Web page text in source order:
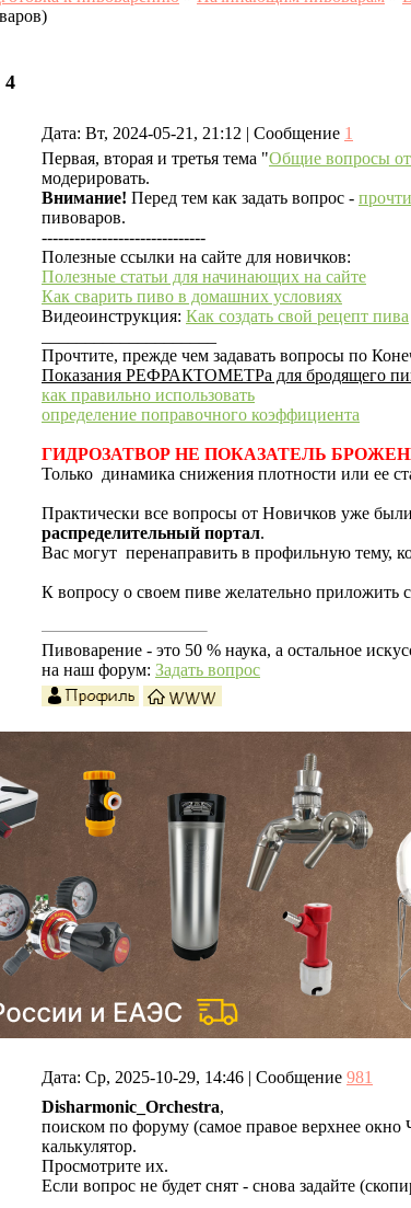
4
Дата: Вт, 2024-05-21, 21:12 | Сообщение 1
Первая, вторая и третья тема "Общие вопросы
модерировать.
Внимание! Перед тем как задать вопрос -
пивоваров.
------------------------------
Полезные ссылки на сайте для новичков:
Полезные статьи для начинающих на сайте
Как сварить пиво в домашних условиях
Видеоинструкция: Как создать свой рецепт пива
Прочтите, прежде чем задавать вопросы по
Показания РЕФРАКТОМЕТРа для бродящего
как правильно использовать
определение поправочного коэффициента
ГИДРОЗАТВОР НЕ ПОКАЗАТЕЛЬ
Только динамика снижения плотности или ее
Практически все вопросы от Новичков уже
распределительный портал.
Вас могут перенаправить в профильную тему,
К вопросу о своем пиве желательно приложить
Пивоварение - это 50 % наука, а остальное
на наш форум: Задать вопрос
Дата: Ср, 2025-10-29, 14:46 | Сообщение 981
Disharmonic_Orchestra,
поиском по форуму (самое правое верхнее
калькулятор.
Просмотрите их.
Если вопрос не будет снят - снова задайте